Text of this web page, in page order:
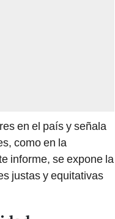
en el país y señala
como en la
informe, se expone la
justas y equitativas